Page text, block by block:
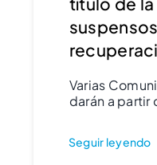
Varias
darán a partir
Seguir leyendo